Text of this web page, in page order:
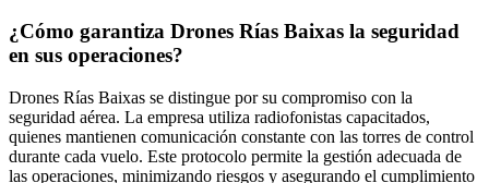
¿Cómo garantiza Drones Rías Baixas la seguridad
en sus operaciones?
Drones Rías Baixas se distingue por su compromiso con la
seguridad aérea. La empresa utiliza radiofonistas capacitados,
quienes mantienen comunicación constante con las torres de control
durante cada vuelo. Este protocolo permite la gestión adecuada de
las operaciones, minimizando riesgos y asegurando el cumplimiento